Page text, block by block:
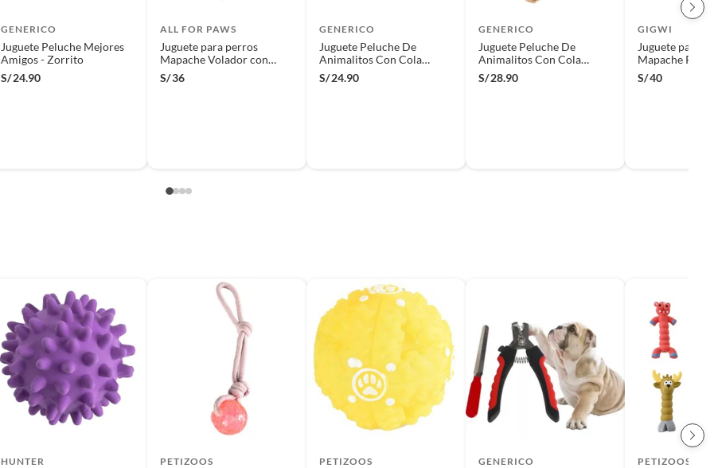
GENERICO
Juguete Peluche Mejores
Amigos - Zorrito
S/24.90
ALL FOR PAWS
Juguete para perros
Mapache Volador con
cuerda
S/36
GENERICO
Juguete Peluche De
Animalitos Con Cola
Peluda - Celeste
S/24.90
GENERICO
Juguete Peluche De
Animalitos Con Cola
Peluda - Marron
S/28.90
GIGWI
Juguete para
Mapache
GiGwi
S/40
HUNTER PETIZOOS PETIZOOS GENERICO PETIZOOS